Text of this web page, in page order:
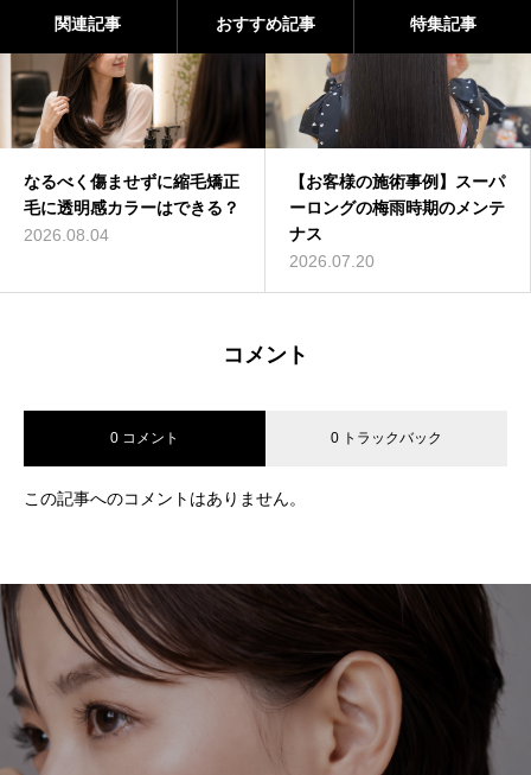
関連記事 おすすめ記事 特集記事
なるべく傷ませずに縮毛矯正
毛に透明感カラーはできる？
2026.08.04
【お客様の施術事例】スーパ
ーロングの梅雨時期のメンテ
ナス
2026.07.20
コメント
0 コメント 0 トラックバック
この記事へのコメントはありません。